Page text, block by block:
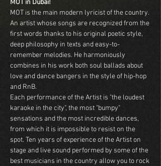
MOT in Dubai!
MOT is the main modern lyricist of the country.
An artist whose songs are recognized from the
first words thanks to his original poetic style,
deep philosophy in texts and easy-to-
remember melodies. He harmoniously
combines in his work both soul ballads about
love and dance bangers in the style of hip-hop
and RnB.
Each performance of the Artist is "the loudest
karaoke in the city", the most "bumpy"
sensations and the most incredible dances,
from which it is impossible to resist on the
spot. Ten years of experience of the Artist on
stage and live sound performed by some of the
best musicians in the country allow you to rock